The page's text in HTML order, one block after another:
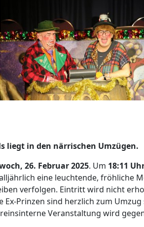
liegt in den närrischen Umzügen.
26. Februar 2025. Um 18:11
eine leuchtende, fröhliche
verfolgen. Eintritt wird nicht
Ex-Prinzen sind herzlich zum
Veranstaltung wird